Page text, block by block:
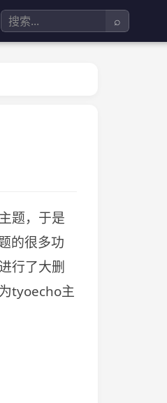
⌕
题，于是
的很多功
行了大删
tyoecho主